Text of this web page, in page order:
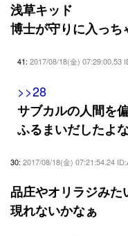
浅草キッド
博士が守りに入っち
41: 2017/08/18(金) 07:29:00.53
>>28
サブカルの人間を
ふるまいだしたよ
30: 2017/08/18(金) 07:21:54.24
品庄やオリラジみ
現れないかなぁ